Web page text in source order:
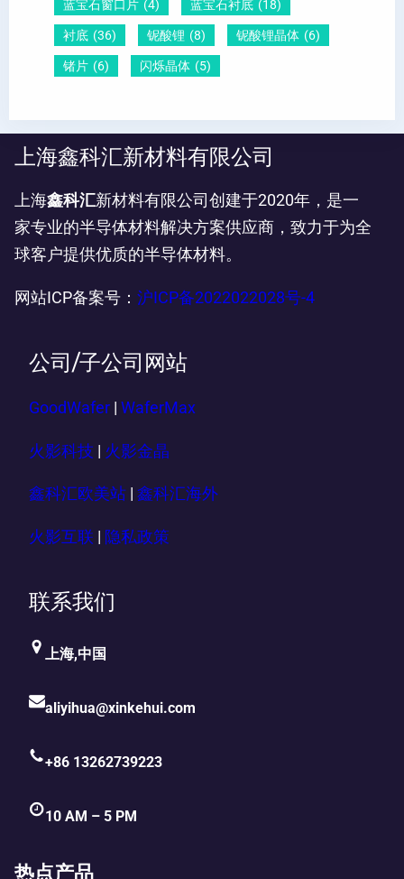
蓝宝石窗口片 (4) 蓝宝石衬底 (18)
衬底 (36) 铌酸锂 (8) 铌酸锂晶体 (6)
锗片 (6) 闪烁晶体 (5)
上海鑫科汇新材料有限公司
上海鑫科汇新材料有限公司创建于2020年，是一
家专业的半导体材料解决方案供应商，致力于为全
球客户提供优质的半导体材料。
网站ICP备案号： 沪ICP备2022022028号-4
公司/子公司网站
GoodWafer WaferMax
火影科技 | 火影金晶
鑫科汇欧美站 鑫科汇海外
火影互联 隐私政策
联系我们
上海,中国
aliyihua@xinkehui.com
+86 13262739223
10 AM – 5 PM
热点产品